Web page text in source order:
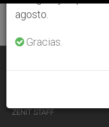
ÚLTIMAS NOTICIAS
ZENIT STAFF
agosto.
Gracias.